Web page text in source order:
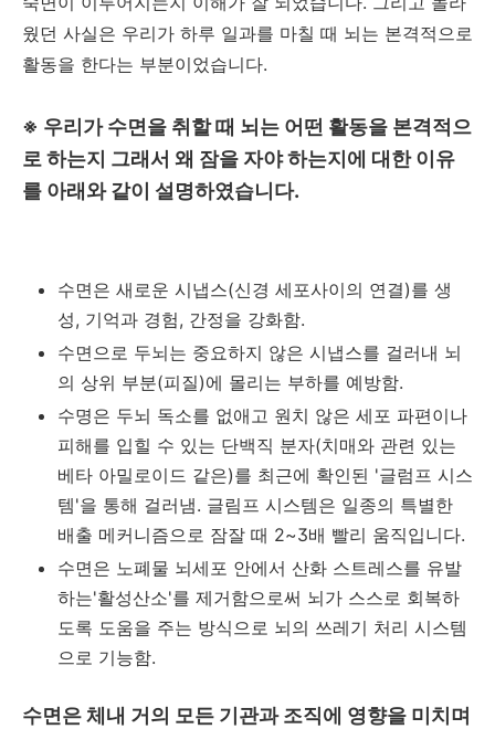
웠던 사실은 우리가 하루 일과를 마칠 때 뇌는 본격적으로
활동을 한다는 부분이었습니다.
※ 우리가 수면을 취할 때 뇌는 어떤 활동을 본격적으
로 하는지 그래서 왜 잠을 자야 하는지에 대한 이유
를 아래와 같이 설명하였습니다.
수면은 새로운 시냅스(신경 세포사이의 연결)를 생
성, 기억과 경험, 간정을 강화함.
수면으로 두뇌는 중요하지 않은 시냅스를 걸러내 뇌
의 상위 부분(피질)에 몰리는 부하를 예방함.
수명은 두뇌 독소를 없애고 원치 않은 세포 파편이나
피해를 입힐 수 있는 단백직 분자(치매와 관련 있는
베타 아밀로이드 같은)를 최근에 확인된 '글럼프 시스
템'을 통해 걸러냄. 글림프 시스템은 일종의 특별한
배출 메커니즘으로 잠잘 때 2~3배 빨리 움직입니다.
수면은 노폐물 뇌세포 안에서 산화 스트레스를 유발
하는'활성산소'를 제거함으로써 뇌가 스스로 회복하
도록 도움을 주는 방식으로 뇌의 쓰레기 처리 시스템
으로 기능함.
수면은 체내 거의 모든 기관과 조직에 영향을 미치며